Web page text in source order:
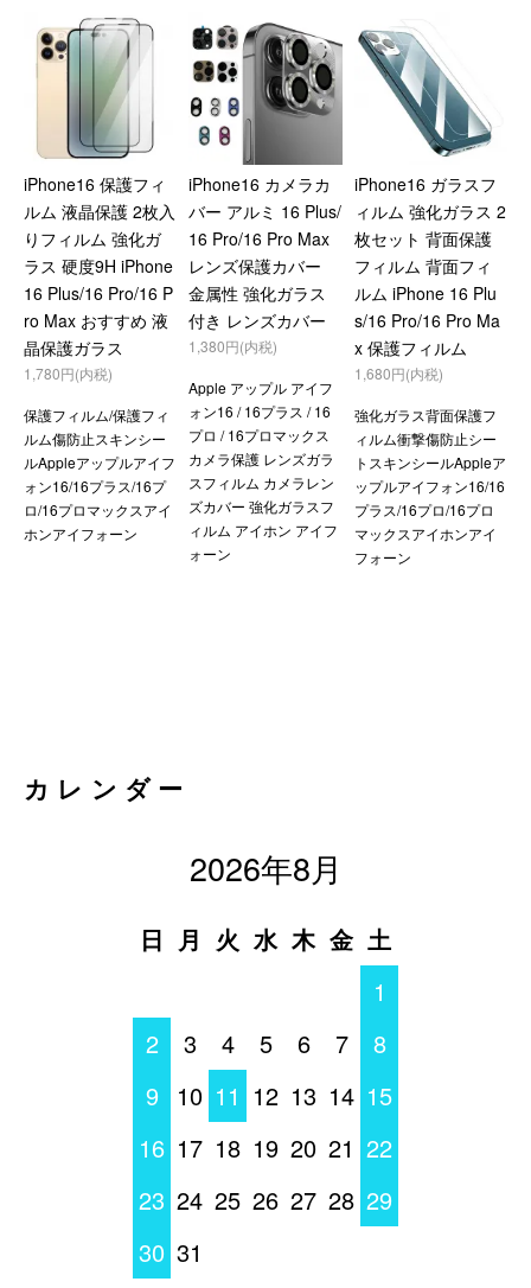
iPhone16 保護フィ
ルム 液晶保護 2枚入
りフィルム 強化ガ
ラス 硬度9H iPhone
16 Plus/16 Pro/16 P
ro Max おすすめ 液
晶保護ガラス
1,780円(内税)
保護フィルム/保護フィ
ルム傷防止スキンシー
ルAppleアップルアイフ
ォン16/16プラス/16プ
ロ/16プロマックスアイ
ホンアイフォーン
iPhone16 カメラカ
バー アルミ 16 Plus/
16 Pro/16 Pro Max
レンズ保護カバー
金属性 強化ガラス
付き レンズカバー
1,380円(内税)
Apple アップル アイフ
ォン16 / 16プラス / 16
プロ / 16プロマックス
カメラ保護 レンズガラ
スフィルム カメラレン
ズカバー 強化ガラスフ
ィルム アイホン アイフ
ォーン
iPhone16 ガラスフ
ィルム 強化ガラス 2
枚セット 背面保護
フィルム 背面フィ
ルム iPhone 16 Plu
s/16 Pro/16 Pro Ma
x 保護フィルム
1,680円(内税)
強化ガラス背面保護フ
ィルム衝撃傷防止シー
トスキンシールAppleア
ップルアイフォン16/16
プラス/16プロ/16プロ
マックスアイホンアイ
フォーン
カレンダー
2026年8月
日 月 火 水 木 金 土
1
2
3 4 5 6 7
8
9
10 11 12 13 14 15
16 17 18 19 20 21 22
23 24 25 26 27 28 29
30 31